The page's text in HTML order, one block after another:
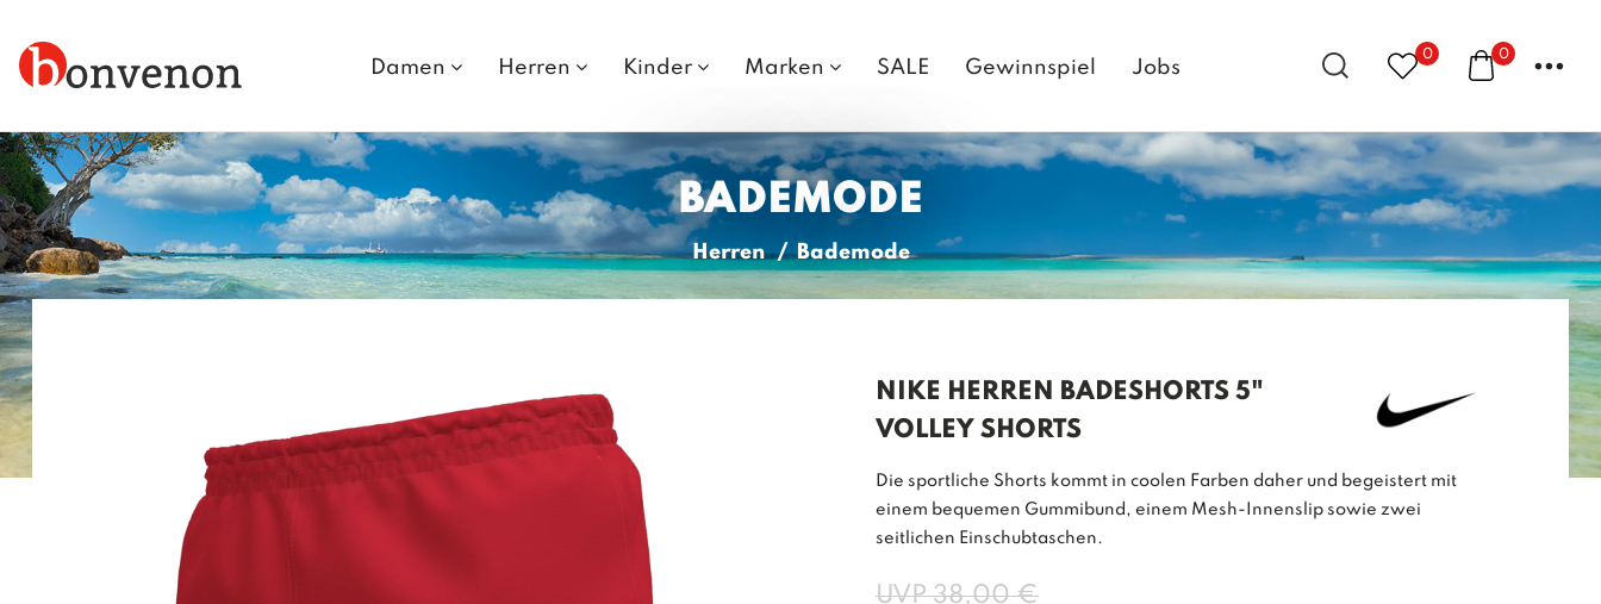
Damen Herren Kinder Marken SALE Gewinnspiel Jobs
0 0 ...
BADEMODE
Herren Bademode
NIKE HERREN BADESHORTS 5"
VOLLEY SHORTS
Die sportliche Shorts kommt in coolen Farben daher und begeistert mit
einem bequemen Gummibund, einem Mesh-Innenslip sowie zwei
seitlichen Einschubtaschen.
UVP 38,00 €